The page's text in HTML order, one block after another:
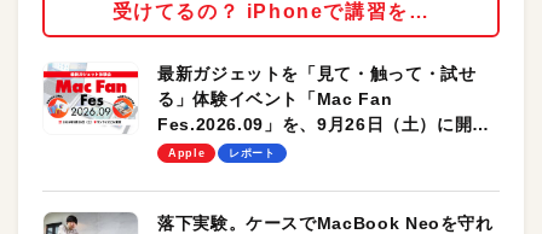
受けてるの？ iPhoneで講習を…
最新ガジェットを「見て・触って・試せ
る」体験イベント「Mac Fan
Fes.2026.09」を、9月26日（土）に開催
します！
Apple レポート
落下実験。ケースでMacBook Neoを守れ